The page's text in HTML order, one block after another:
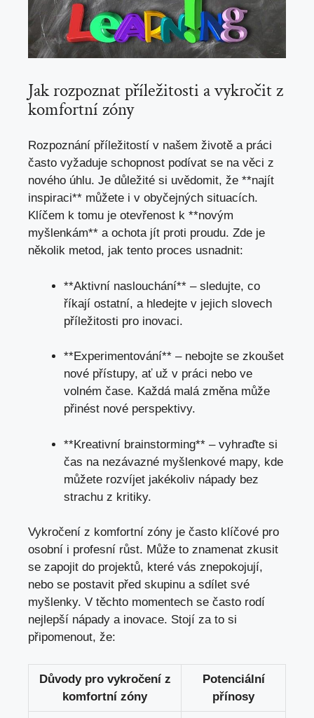
Jak rozpoznat příležitosti a vykročit z
komfortní zóny
Rozpoznání příležitostí v našem životě a práci
často vyžaduje schopnost podívat se na věci z
nového úhlu. Je důležité si uvědomit, že **najít
inspiraci** můžete i v obyčejných situacích.
Klíčem k tomu je otevřenost k **novým
myšlenkám** a ochota jít proti proudu. Zde je
několik metod, jak tento proces usnadnit:
**Aktivní naslouchání** – sledujte, co
říkají ostatní, a hledejte v jejich slovech
příležitosti pro inovaci.
**Experimentování** – nebojte se zkoušet
nové přístupy, ať už v práci nebo ve
volném čase. Každá malá změna může
přinést nové perspektivy.
**Kreativní brainstorming** – vyhraďte si
čas na nezávazné myšlenkové mapy, kde
můžete rozvíjet jakékoliv nápady bez
strachu z kritiky.
Vykročení z komfortní zóny je často klíčové pro
osobní i profesní růst. Může to znamenat zkusit
se zapojit do projektů, které vás znepokojují,
nebo se postavit před skupinu a sdílet své
myšlenky. V těchto momentech se často rodí
nejlepší nápady a inovace. Stojí za to si
připomenout, že:
Důvody pro vykročení z
komfortní zóny
Potenciální
přínosy